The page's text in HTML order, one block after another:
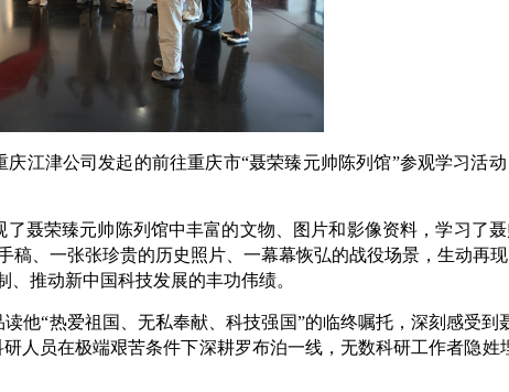
江津公司发起的前往重庆市“聂荣臻元帅陈列馆”参观学习活
聂荣臻元帅陈列馆中丰富的文物、图片和影像资料，学习了聂
、一张张珍贵的历史照片、一幕幕恢弘的战役场景，生动再现
推动新中国科技发展的丰功伟绩。
他“热爱祖国、无私奉献、科技强国”的临终嘱托，深刻感受到
人员在极端艰苦条件下深耕罗布泊一线，无数科研工作者隐姓